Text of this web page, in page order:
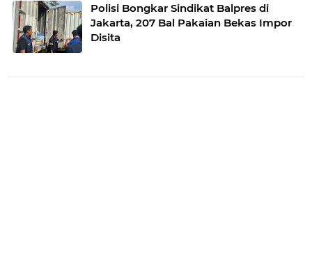
Polisi Bongkar Sindikat Balpres di
Jakarta, 207 Bal Pakaian Bekas Impor
Disita